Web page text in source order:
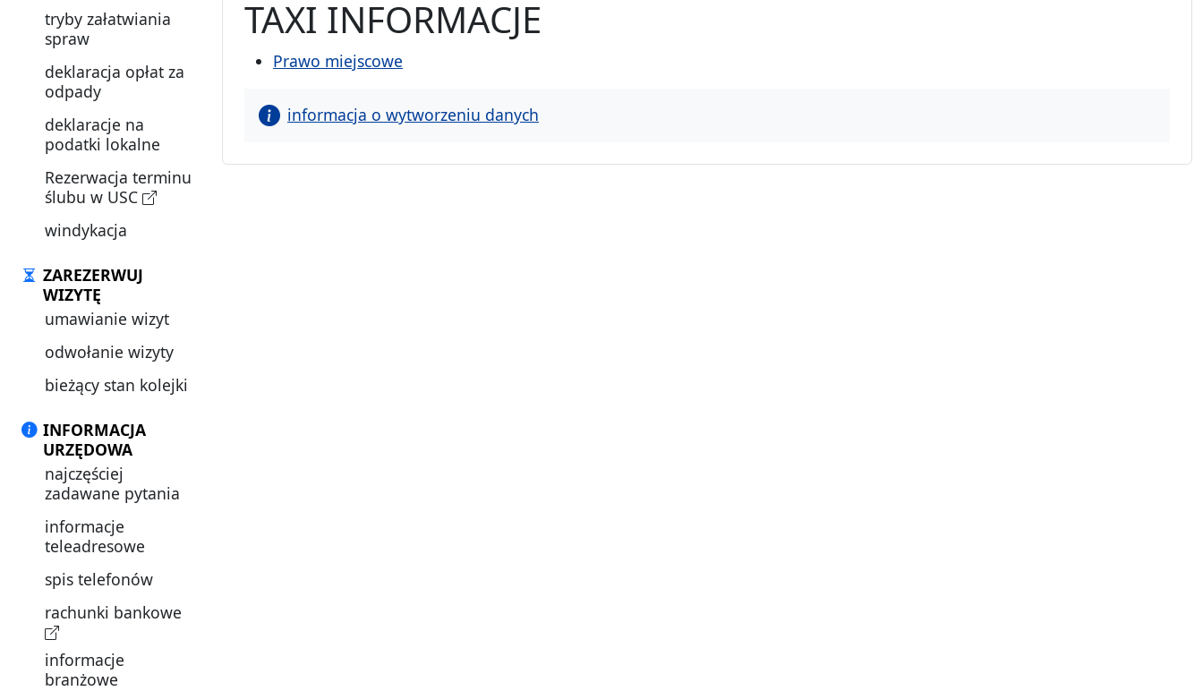
tryby załatwiania
spraw
deklaracja opłat za
odpady
deklaracje na
podatki lokalne
Rezerwacja terminu
ślubu w USC
windykacja
ZAREZERWUJ
WIZYTĘ
umawianie wizyt
odwołanie wizyty
bieżący stan kolejki
INFORMACJA
URZĘDOWA
najczęściej
zadawane pytania
informacje
teleadresowe
spis telefonów
rachunki bankowe
informacje
branżowe
TAXI INFORMACJE
Prawo miejscowe
informacja o wytworzeniu danych